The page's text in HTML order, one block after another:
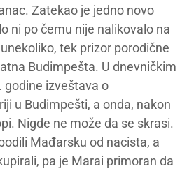
Zatekao je jedno novo
ni po čemu nije nalikovalo na
tek prizor porodične
Budimpešta. U dnevničkim
godine izveštava o
u Budimpešti, a onda, nakon
Nigde ne može da se skrasi.
Mađarsku od nacista, a
pa je Marai primoran da